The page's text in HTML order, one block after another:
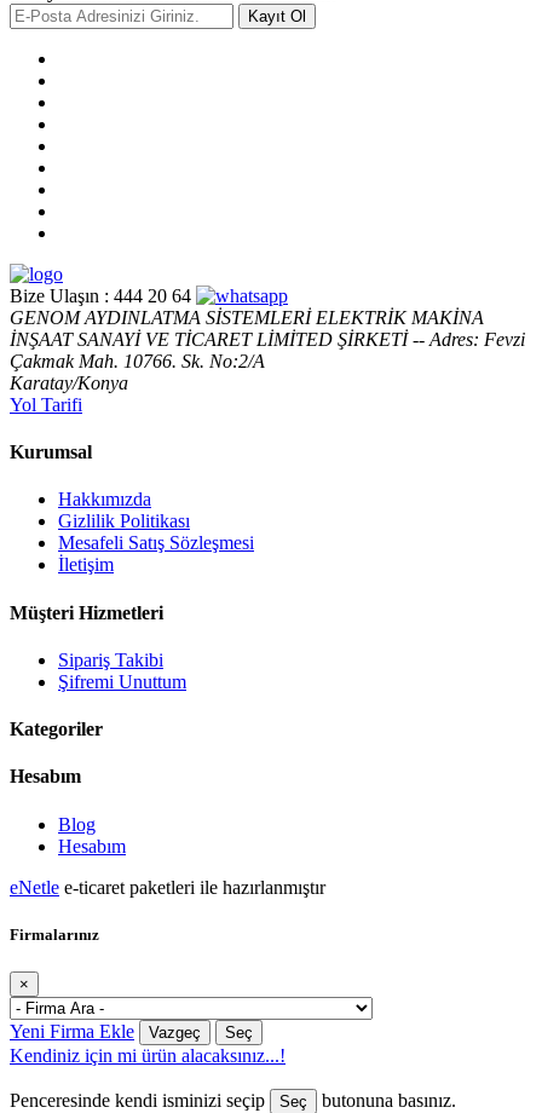
Kayıt Ol
Bize Ulaşın : 444 20 64
GENOM AYDINLATMA SİSTEMLERİ ELEKTRİK MAKİNA
İNŞAAT SANAYİ VE TİCARET LİMİTED ŞİRKETİ -- Adres: Fevzi
Çakmak Mah. 10766. Sk. No:2/A
Karatay/Konya
Yol Tarifi
Kurumsal
Hakkımızda
Gizlilik Politikası
Mesafeli Satış Sözleşmesi
İletişim
Müşteri Hizmetleri
Sipariş Takibi
Şifremi Unuttum
Kategoriler
Hesabım
Blog
Hesabım
eNetle e-ticaret paketleri ile hazırlanmıştır
Firmalarınız
×
Yeni Firma Ekle Vazgeç Seç
Kendiniz için mi ürün alacaksınız...!
Penceresinde kendi isminizi seçip Seç butonuna basınız.